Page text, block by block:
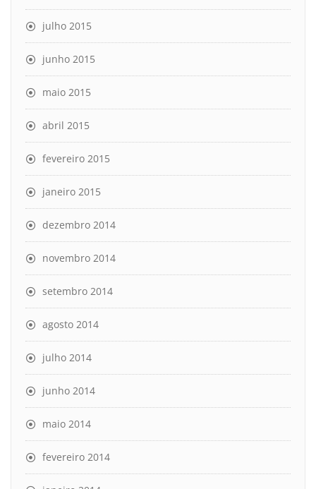
julho 2015
junho 2015
maio 2015
abril 2015
fevereiro 2015
janeiro 2015
dezembro 2014
novembro 2014
setembro 2014
agosto 2014
julho 2014
junho 2014
maio 2014
fevereiro 2014